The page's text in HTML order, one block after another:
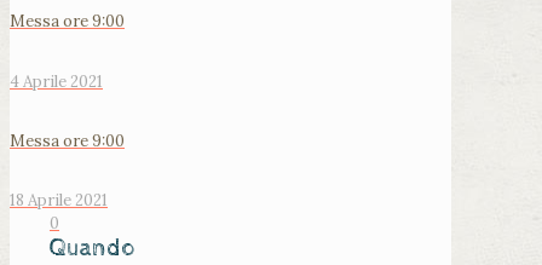
Messa ore 9:00
4 Aprile 2021
Messa ore 9:00
18 Aprile 2021
0
Quando